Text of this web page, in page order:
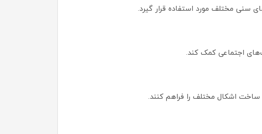
اجتماعی کمک کند.
ساخت اشکال مختلف را فراهم کنند.